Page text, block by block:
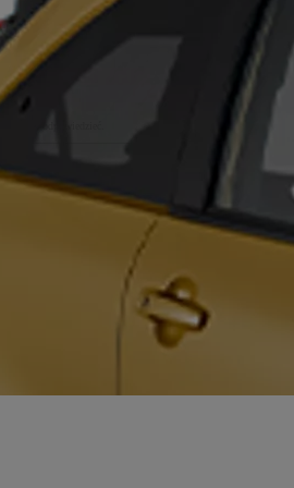
odpowiedzieć.
(RODO)
(RODO)